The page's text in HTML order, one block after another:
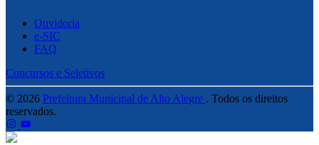
Ouvidoria
e-SIC
FAQ
Concursos e Seletivos
© 2026 Prefeitura Municipal de Alto Alegre . Todos os direitos
reservados.